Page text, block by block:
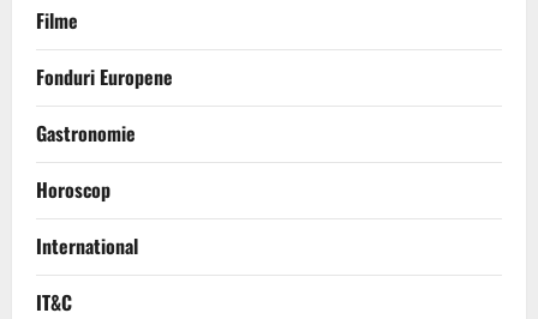
Filme
Fonduri Europene
Gastronomie
Horoscop
International
IT&C